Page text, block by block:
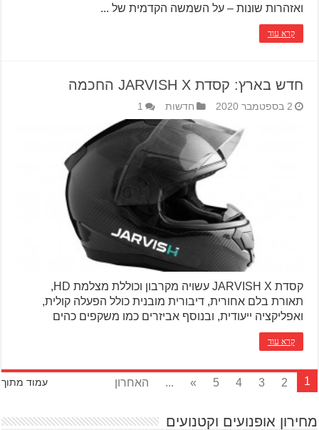
ואזהרות שונות – על השמשה הקדמית של ...
קרא עוד
חדש בארץ: קסדת JARVISH X החכמה
2 בספטמבר 2020 חדשות 1
קסדת JARVISH X עשויה מקרבון וכוללת מצלמת HD,
תאורת בלם אחורית, דיבורית מובנית כולל הפעלה קולית,
ואפליקציה ייעודית, ובנוסף אביזרים כמו משקפים כהים
קרא עוד
עמוד מתוך 1
2
3
4
5
»
... האחרון
מחירון אופנועים וקטנועים